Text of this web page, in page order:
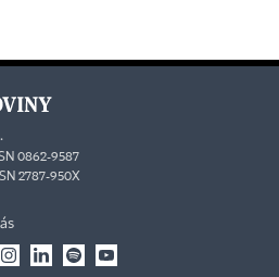
0862-9587
2787-950X